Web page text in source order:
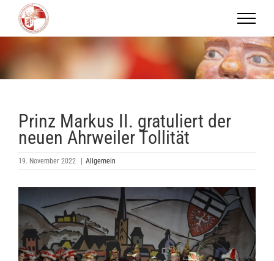
Inhalt
springen
Prinz Markus II. gratuliert der
neuen Ahrweiler Tollität
19. November 2022 Allgemein
grösseres
Bild